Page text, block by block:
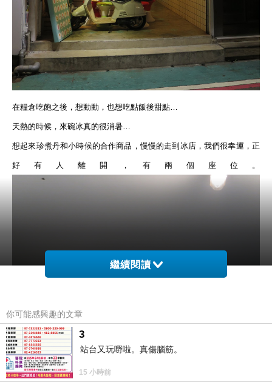
在糧倉吃飽之後，想動動，也想吃點飯後甜點…
天熱的時候，來碗冰真的很消暑…
想起來珍煮丹和小時候的合作商品，慢慢的走到冰店，我們很幸運，正
好有人離開，有兩個座位。
基本款的冰品和飲料，還有熱食。
繼續閱讀
你可能感興趣的文章
3
站台又玩嘢啦。真傷腦筋。
15 小時前